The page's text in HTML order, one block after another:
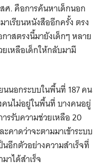
ศ. คือการค้นหาเด็กนอก
เรียนหนังสืออีกครั้ง ตรง
สตรงนี้มายังเด็กๆ หลาย
เหลือเด็กให้กลับมามี
นอกระบบในพื้นที่ 187 คน
นไม่อยู่ในพื้นที่ บางคนอยู่
รรับความช่วยเหลือ 20
คาดว่าจะตามมาเข้าระบบ
อีกตัวอย่างความสำเร็จที่
าได้สำเร็จ